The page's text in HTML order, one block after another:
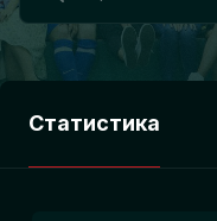
Статистика